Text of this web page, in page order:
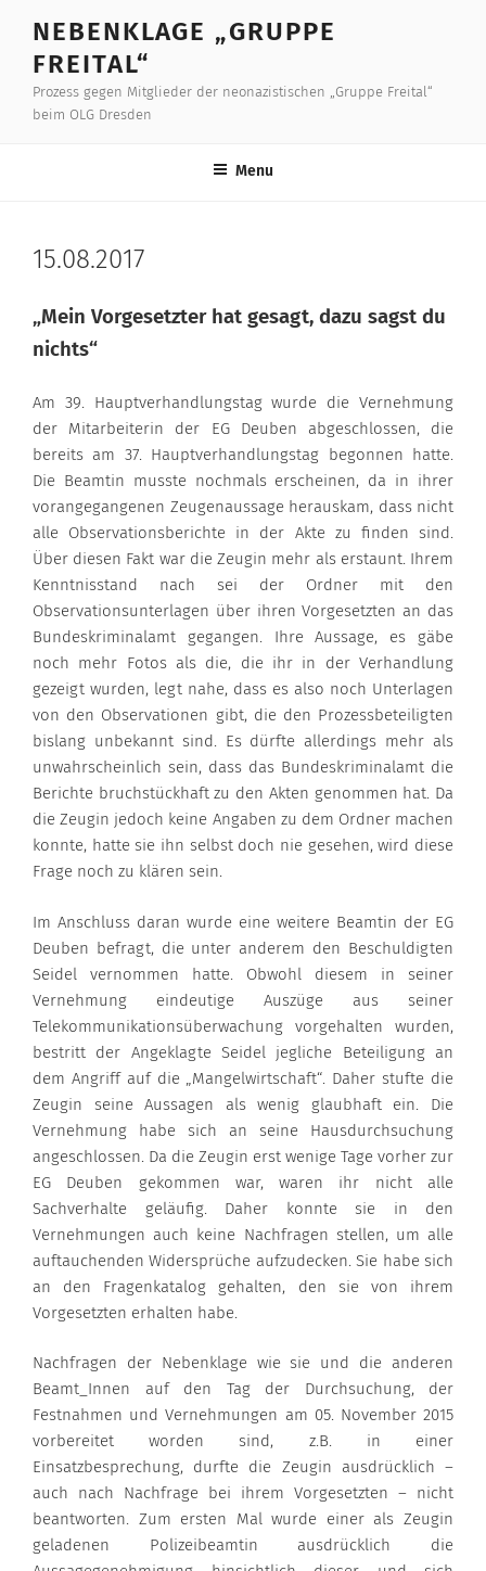
content
NEBENKLAGE „GRUPPE
FREITAL“
Prozess gegen Mitglieder der neonazistischen „Gruppe Freital“
beim OLG Dresden
Menu
15.08.2017
„Mein Vorgesetzter hat gesagt, dazu sagst du
nichts“
Am 39. Hauptverhandlungstag wurde die Vernehmung
der Mitarbeiterin der EG Deuben abgeschlossen, die
bereits am 37. Hauptverhandlungstag begonnen hatte.
Die Beamtin musste nochmals erscheinen, da in ihrer
vorangegangenen Zeugenaussage herauskam, dass nicht
alle Observationsberichte in der Akte zu finden sind.
Über diesen Fakt war die Zeugin mehr als erstaunt. Ihrem
Kenntnisstand nach sei der Ordner mit den
Observationsunterlagen über ihren Vorgesetzten an das
Bundeskriminalamt gegangen. Ihre Aussage, es gäbe
noch mehr Fotos als die, die ihr in der Verhandlung
gezeigt wurden, legt nahe, dass es also noch Unterlagen
von den Observationen gibt, die den Prozessbeteiligten
bislang unbekannt sind. Es dürfte allerdings mehr als
unwahrscheinlich sein, dass das Bundeskriminalamt die
Berichte bruchstückhaft zu den Akten genommen hat. Da
die Zeugin jedoch keine Angaben zu dem Ordner machen
konnte, hatte sie ihn selbst doch nie gesehen, wird diese
Frage noch zu klären sein.
Im Anschluss daran wurde eine weitere Beamtin der EG
Deuben befragt, die unter anderem den Beschuldigten
Seidel vernommen hatte. Obwohl diesem in seiner
Vernehmung eindeutige Auszüge aus seiner
Telekommunikationsüberwachung vorgehalten wurden,
bestritt der Angeklagte Seidel jegliche Beteiligung an
dem Angriff auf die „Mangelwirtschaft“. Daher stufte die
Zeugin seine Aussagen als wenig glaubhaft ein. Die
Vernehmung habe sich an seine Hausdurchsuchung
angeschlossen. Da die Zeugin erst wenige Tage vorher zur
EG Deuben gekommen war, waren ihr nicht alle
Sachverhalte geläufig. Daher konnte sie in den
Vernehmungen auch keine Nachfragen stellen, um alle
auftauchenden Widersprüche aufzudecken. Sie habe sich
an den Fragenkatalog gehalten, den sie von ihrem
Vorgesetzten erhalten habe.
Nachfragen der Nebenklage wie sie und die anderen
Beamt_Innen auf den Tag der Durchsuchung, der
Festnahmen und Vernehmungen am 05. November 2015
vorbereitet worden sind, z.B. in einer
Einsatzbesprechung, durfte die Zeugin ausdrücklich –
auch nach Nachfrage bei ihrem Vorgesetzten – nicht
beantworten. Zum ersten Mal wurde einer als Zeugin
geladenen Polizeibeamtin ausdrücklich die